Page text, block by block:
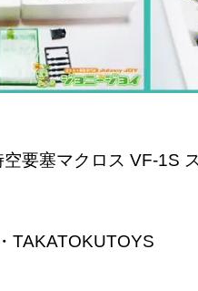
要塞マクロス VF-1S
TAKATOKUTOYS